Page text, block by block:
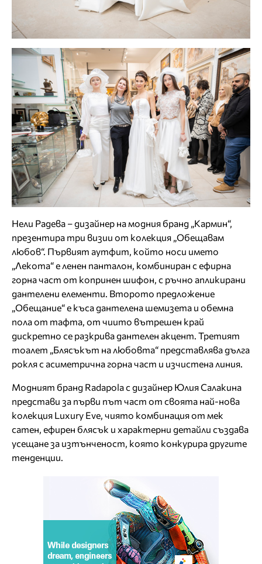
Нели Радева – дизайнер на модния бранд „Кармин“,
презентира три визии от колекция „Обещавам
любов“. Първият аутфит, който носи името
„Лекота“ е ленен панталон, комбиниран с ефирна
горна част от копринен шифон, с ръчно апликирани
дантелени елементи. Второто предложение
„Обещание“ е къса дантелена шемизета и обемна
пола от тафта, от чиито вътрешен край
дискретно се разкрива дантелен акцент. Третият
тоалет „Блясъкът на любовта“ представлява дълга
рокля с асиметрична горна част и изчистена линия.
Модният бранд Radapola с дизайнер Юлия Салакина
представи за първи път част от своята най-нова
колекция Luxury Eve, чиято комбинация от мек
сатен, ефирен блясък и характерни детайли създава
усещане за изтънченост, която конкурира другите
тенденции.